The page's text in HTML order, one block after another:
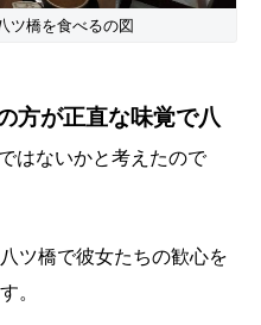
ツ橋を食べるの図
方が正直な味覚で八
はないかと考えたので
ツ橋で彼女たちの歓心を
。